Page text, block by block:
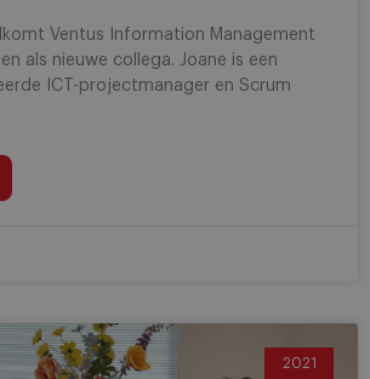
Ventus Information Management
als nieuwe collega. Joane is een
ICT-projectmanager en Scrum
2021